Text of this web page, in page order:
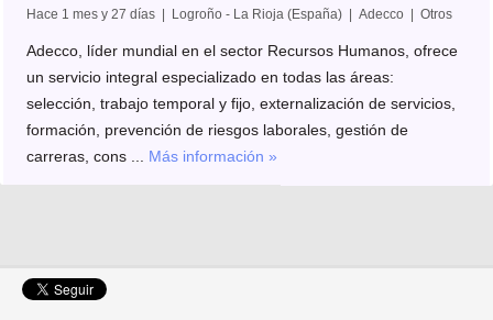
Hace 1 mes y 27 días | Logroño - La Rioja (España) | Adecco | Otros
Adecco, líder mundial en el sector Recursos Humanos, ofrece
un servicio integral especializado en todas las áreas:
selección, trabajo temporal y fijo, externalización de servicios,
formación, prevención de riesgos laborales, gestión de
carreras, cons ... Más información »